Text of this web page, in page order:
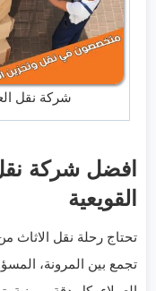
شركة نقل
افضل شركة
القويعية
تحتاج رحلة نقل الاثاث
تجمع بين المرونة،